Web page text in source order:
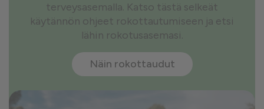
terveysasemalla. Katso tästä selkeät
käytännön ohjeet rokottautumiseen ja etsi
lähin rokotusasemasi.
Näin rokottaudut